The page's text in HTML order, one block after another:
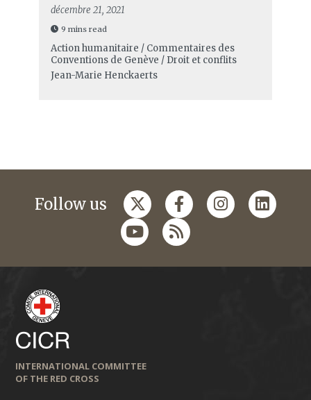
décembre 21, 2021
9 mins read
Action humanitaire / Commentaires des
Conventions de Genève / Droit et conflits
Jean-Marie Henckaerts
Follow us
INTERNATIONAL COMMITTEE
OF THE RED CROSS